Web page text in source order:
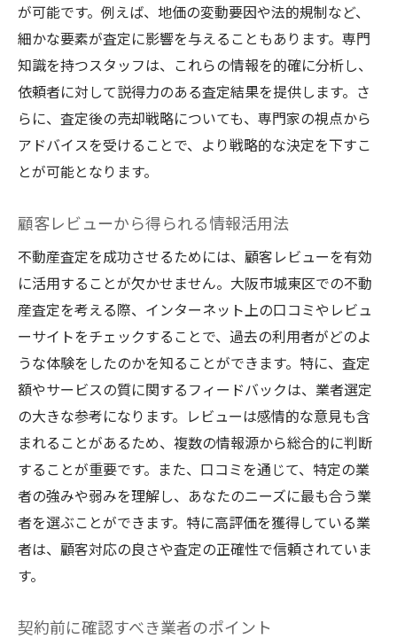
が可能です。例えば、地価の変動要因や法的規制など、
細かな要素が査定に影響を与えることもあります。専門
知識を持つスタッフは、これらの情報を的確に分析し、
依頼者に対して説得力のある査定結果を提供します。さ
らに、査定後の売却戦略についても、専門家の視点から
アドバイスを受けることで、より戦略的な決定を下すこ
とが可能となります。
顧客レビューから得られる情報活用法
不動産査定を成功させるためには、顧客レビューを有効
に活用することが欠かせません。大阪市城東区での不動
産査定を考える際、インターネット上の口コミやレビュ
ーサイトをチェックすることで、過去の利用者がどのよ
うな体験をしたのかを知ることができます。特に、査定
額やサービスの質に関するフィードバックは、業者選定
の大きな参考になります。レビューは感情的な意見も含
まれることがあるため、複数の情報源から総合的に判断
することが重要です。また、口コミを通じて、特定の業
者の強みや弱みを理解し、あなたのニーズに最も合う業
者を選ぶことができます。特に高評価を獲得している業
者は、顧客対応の良さや査定の正確性で信頼されていま
す。
契約前に確認すべき業者のポイント